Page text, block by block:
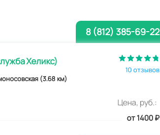
8 (812) 385-69-22
Хеликс)
(3.68 км)
10 отзывов
Цена, руб.:
от 1400₽